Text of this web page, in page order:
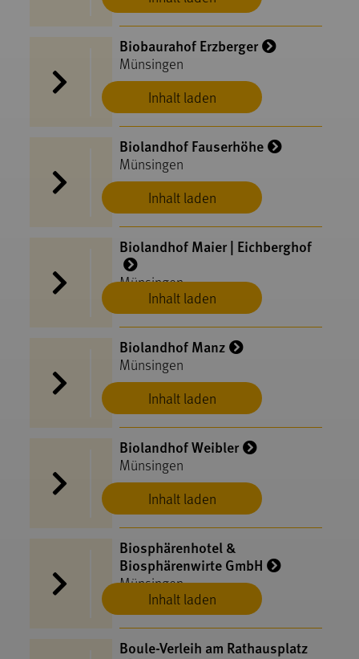
Inhalt laden
Biobaurahof Erzberger
Münsingen
Inhalt laden
Biolandhof Fauserhöhe
Münsingen
Inhalt laden
Biolandhof Maier | Eichberghof
Münsingen
Inhalt laden
Biolandhof Manz
Münsingen
Inhalt laden
Biolandhof Weibler
Münsingen
Inhalt laden
Biosphärenhotel &
Biosphärenwirte GmbH
Münsingen
Boule-Verleih am Rathausplatz